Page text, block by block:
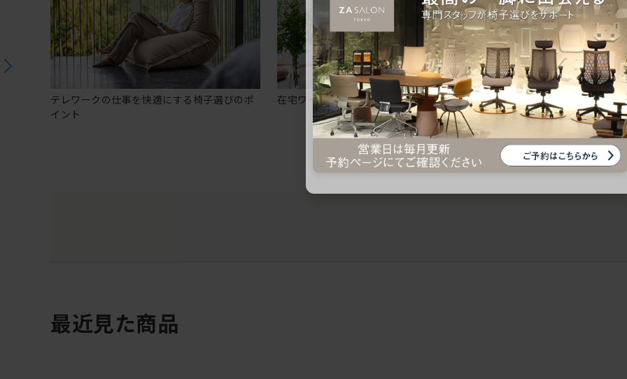
テレワークの仕事を快適にする椅子選びのポ
イント
在宅ワークにおすすめのオフィスチェア5選
椅子に座っているのに疲
疲れにくいチェアの選び方
最近見た商品